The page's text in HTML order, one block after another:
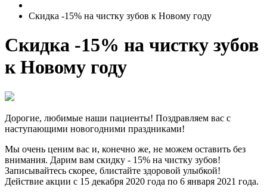
Скидка -15% на чистку зубов к Новому году
Скидка -15% на чистку зубов
к Новому году
Дорогие, любимые наши пациенты! Поздравляем вас с
наступающими новогодними праздниками!
Мы очень ценим вас и, конечно же, не можем оставить без
внимания. Дарим вам скидку - 15% на чистку зубов!
Записывайтесь скорее, блистайте здоровой улыбкой!
Действие акции с 15 декабря 2020 года по 6 января 2021 года.